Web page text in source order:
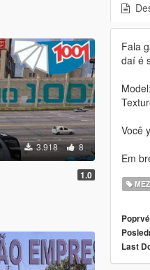
3.918 8
1.0
Fala
daí é
Você
Em
Last